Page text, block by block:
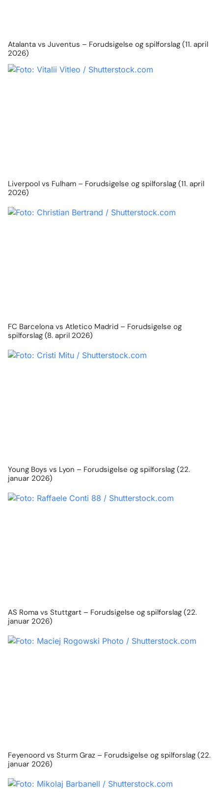
Atalanta vs Juventus – Forudsigelse og spilforslag (11. april
2026)
Liverpool vs Fulham – Forudsigelse og spilforslag (11. april
2026)
FC Barcelona vs Atletico Madrid – Forudsigelse og
spilforslag (8. april 2026)
Young Boys vs Lyon – Forudsigelse og spilforslag (22.
januar 2026)
AS Roma vs Stuttgart – Forudsigelse og spilforslag (22.
januar 2026)
Feyenoord vs Sturm Graz – Forudsigelse og spilforslag (22.
januar 2026)